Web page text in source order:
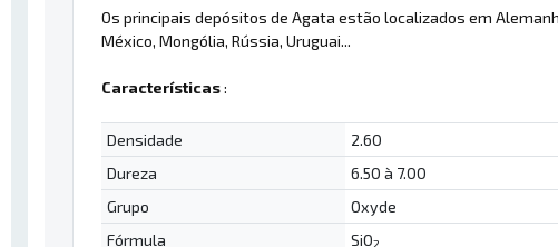
Os principais depósitos de Agata estão localizados em
México, Mongólia, Rússia, Uruguai...
Características:
Densidade
2.60
Dureza
6.50 à 7.00
Grupo
Oxyde
Fórmula
SiO2